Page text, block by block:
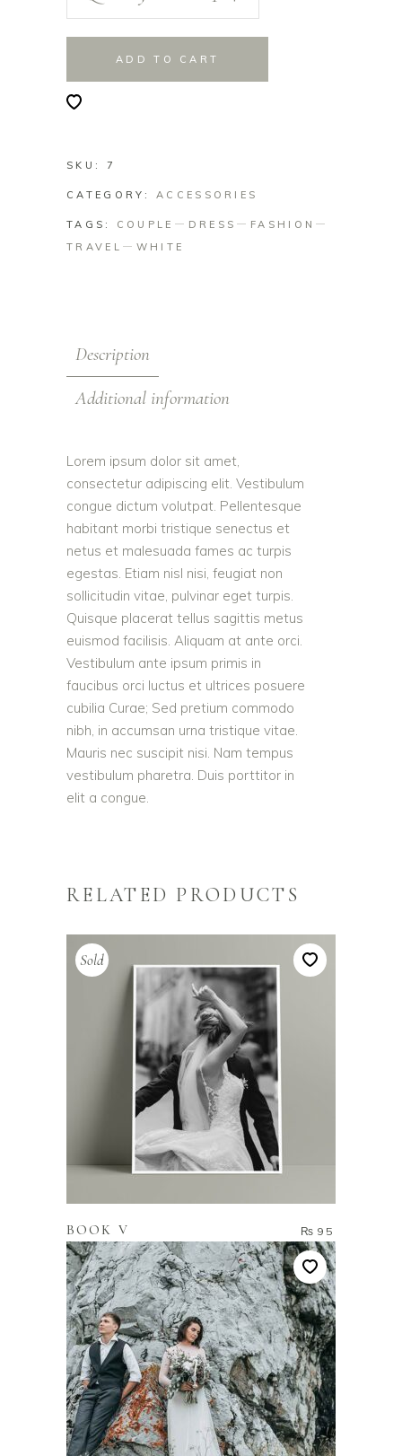
ADD TO CART
SKU: 7
CATEGORY:ACCESSORIES
TAGS: COUPLE DRESS
FASHION
TRAVEL
WHITE
Description
Additional information
Lorem ipsum dolor sit amet,
consectetur adipiscing elit. Vestibulum
congue dictum volutpat. Pellentesque
habitant morbi tristique senectus et
netus et malesuada fames ac turpis
egestas. Etiam nisl nisi, feugiat non
sollicitudin vitae, pulvinar eget turpis.
Quisque placerat tellus sagittis metus
euismod facilisis. Aliquam at ante orci.
Vestibulum ante ipsum primis in
faucibus orci luctus et ultrices posuere
cubilia Curae; Sed pretium commodo
nibh, in accumsan urna tristique vitae.
Mauris nec suscipit nisi. Nam tempus
vestibulum pharetra. Duis porttitor in
elit a congue.
RELATED PRODUCTS
Sold
BOOK V ₨ 95